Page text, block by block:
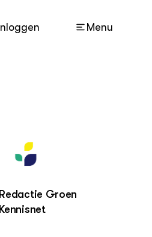
Inloggen Menu
Redactie Groen
Kennisnet